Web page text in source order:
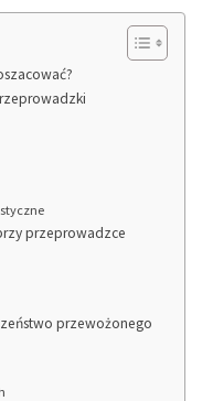
przeprowadzce
przewożonego